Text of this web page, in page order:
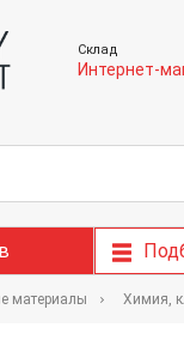
Склад
Интернет-
материалы Химия,